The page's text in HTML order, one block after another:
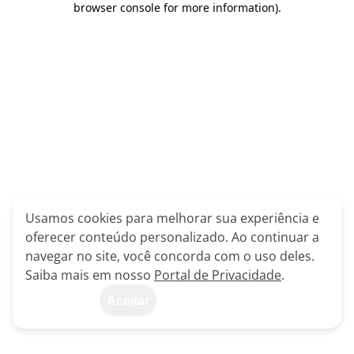
browser console for more information).
Usamos cookies para melhorar sua experiência e
oferecer conteúdo personalizado. Ao continuar a
navegar no site, você concorda com o uso deles.
Saiba mais em nosso Portal de Privacidade.